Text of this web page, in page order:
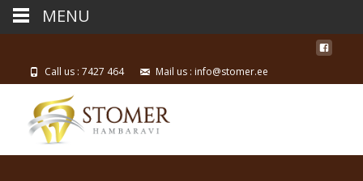
Call us : 7427 464 Mail us : info@stomer.ee
MENU